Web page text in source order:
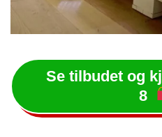
Se tilbudet og
8